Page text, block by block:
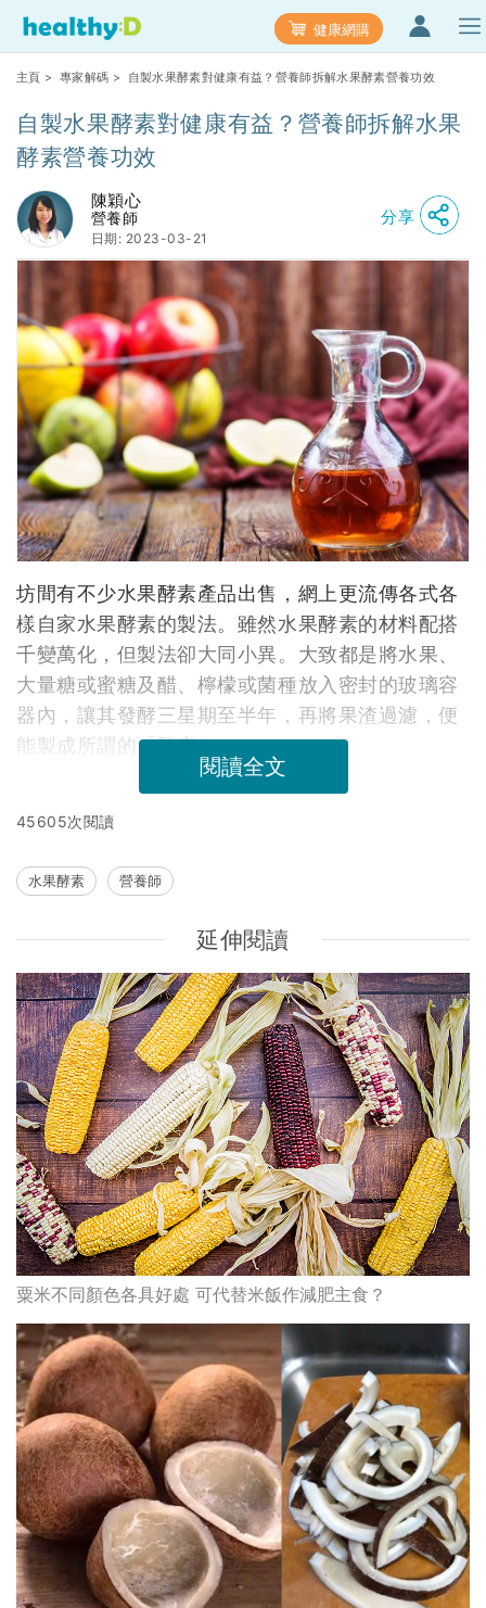
健康網購
主頁 > 專家解碼 > 自製水果酵素對健康有益？營養師拆解水果酵素營養功效
自製水果酵素對健康有益？營養師拆解水果
酵素營養功效
陳穎心
營養師
日期: 2023-03-21
分享
坊間有不少水果酵素產品出售，網上更流傳各式各
樣自家水果酵素的製法。雖然水果酵素的材料配搭
千變萬化，但製法卻大同小異。大致都是將水果、
大量糖或蜜糖及醋、檸檬或菌種放入密封的玻璃容
器內，讓其發酵三星期至半年，再將果渣過濾，便
能製成所謂的「酵素」。
閱讀全文
45605次閱讀
水果酵素 營養師
延伸閱讀
粟米不同顏色各具好處 可代替米飯作減肥主食？